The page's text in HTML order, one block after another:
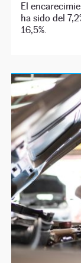
El
ha sido del
16,5%.